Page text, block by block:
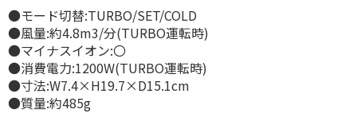
●モード切替:TURBO/SET/COLD
●風量:約4.8m3/分(TURBO運転時)
●マイナスイオン:〇
●消費電力:1200W(TURBO運転時)
●寸法:W7.4×H19.7×D15.1cm
●質量:約485g